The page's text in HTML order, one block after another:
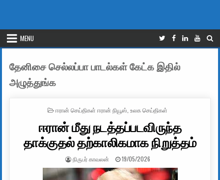
MENU
தேனிசை செல்லப்பா பாடல்கள் கேட்க இதில்
அழுத்துங்க
POSTED IN
ஈரான் செய்திகள் ஈரான் நியூஸ் உலக செய்திகள்
ஈரான் மீது நடத்தப்படவிருந்த
தாக்குதல் தற்காலிகமாக நிறுத்தம்
AUTHOR:
நிருபர் காவலன் PUBLISHED DATE:
19/05/2026